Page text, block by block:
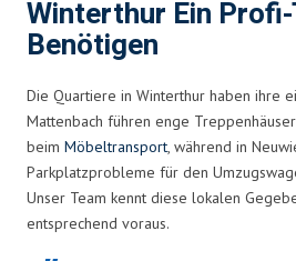
Winterthur Ein
Benötigen
Die Quartiere in Winterthur haben ihre
Mattenbach führen enge
beim Möbeltransport, während in
Parkplatzprobleme für den
Unser Team kennt diese lokalen
entsprechend voraus.